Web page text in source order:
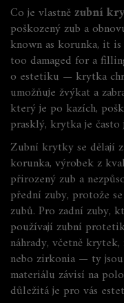
Co je vlastnězubní
poškozený zub a
known as korunka, it is
too damaged for a
o estetiku — krytka
umožňuje žvýkat a
který je po kazích,
prasklý, krytka je často
Zubní krytky se dělají
korunka, výrobek z
přirozený zub a
přední zuby, protože
zubů. Pro zadní zuby,
používají zubní
náhrady, včetně
nebo zirkonia — ty
materiálu závisí na
důležitá je pro vás